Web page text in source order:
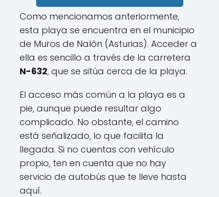
Como mencionamos anteriormente,
esta playa se encuentra en el municipio
de Muros de Nalón (Asturias). Acceder a
ella es sencillo a través de la carretera
N-632, que se sitúa cerca de la playa.
El acceso más común a la playa es a
pie, aunque puede resultar algo
complicado. No obstante, el camino
está señalizado, lo que facilita la
llegada. Si no cuentas con vehículo
propio, ten en cuenta que no hay
servicio de autobús que te lleve hasta
aquí.